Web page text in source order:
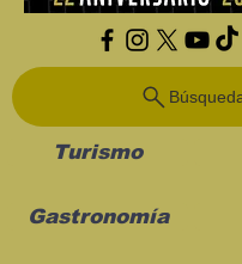
Turismo
Gastronomía